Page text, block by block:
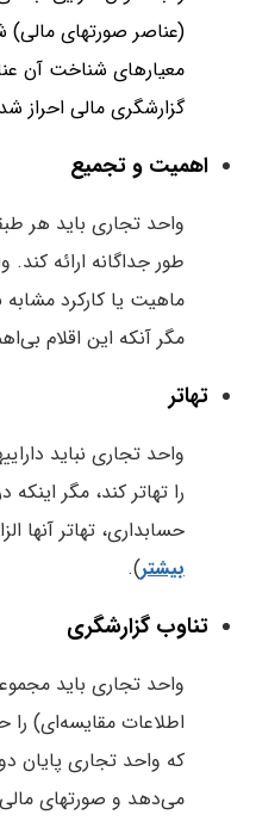
(عناصر صورتهای مالی)
معیارهای شناخت آن
گزارشگری مالی احراز
اهمیت و تجمیع
واحد تجاری باید هر طبقه
طور جداگانه ارائه کند.
ماهیت یا کارکرد مشابه
مگر آنکه این اقلام
تهاتر
واحد تجاری نباید
را تهاتر کند، مگر اینکه
حسابداری، تهاتر آنها
بیشتر).
تناوب گزارشگری
واحد تجاری باید
اطلاعات مقایسه‌ای) را
که واحد تجاری پایان
می‌دهد و صورتهای مالی